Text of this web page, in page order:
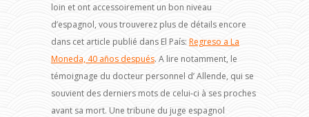
loin et ont accessoirement un bon niveau
d’espagnol, vous trouverez plus de détails encore
dans cet article publié dans El País: Regreso a La
Moneda, 40 años después. A lire notamment, le
témoignage du docteur personnel d’ Allende, qui se
souvient des derniers mots de celui-ci à ses proches
avant sa mort. Une tribune du juge espagnol